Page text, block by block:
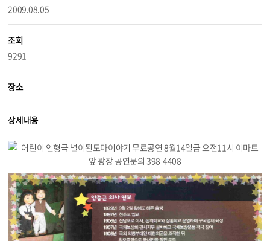
2009.08.05
조회
9291
장소
상세내용